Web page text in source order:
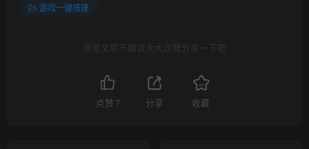
游戏一键搭建
感觉文章不错请大大点赞分享一下吧
点赞 7 分享 收藏